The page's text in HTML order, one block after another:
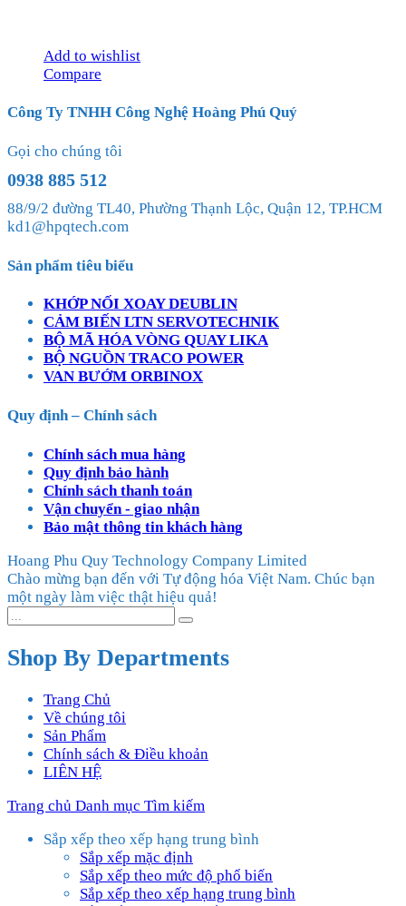
Add to wishlist
Compare
Công Ty TNHH Công Nghệ Hoàng Phú Quý
Gọi cho chúng tôi
0938 885 512
88/9/2 đường TL40, Phường Thạnh Lộc, Quận 12, TP.HCM
kd1@hpqtech.com
Sản phẩm tiêu biểu
KHỚP NỐI XOAY DEUBLIN
CẢM BIẾN LTN SERVOTECHNIK
BỘ MÃ HÓA VÒNG QUAY LIKA
BỘ NGUỒN TRACO POWER
VAN BƯỚM ORBINOX
Quy định – Chính sách
Chính sách mua hàng
Quy định bảo hành
Chính sách thanh toán
Vận chuyển - giao nhận
Bảo mật thông tin khách hàng
Hoang Phu Quy Technology Company Limited
Chào mừng bạn đến với Tự động hóa Việt Nam. Chúc bạn
một ngày làm việc thật hiệu quả!
Shop By Departments
Trang Chủ
Về chúng tôi
Sản Phẩm
Chính sách & Điều khoản
LIÊN HỆ
Trang chủ Danh mục Tìm kiếm
Sắp xếp theo xếp hạng trung bình
Sắp xếp mặc định
Sắp xếp theo mức độ phổ biến
Sắp xếp theo xếp hạng trung bình